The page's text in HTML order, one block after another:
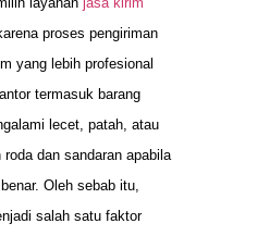
proses pengiriman
yang lebih profesional
termasuk barang
lecet, patah, atau
dan sandaran apabila
Oleh sebab itu,
salah satu faktor